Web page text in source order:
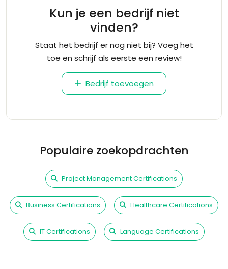
Kun je een bedrijf niet
vinden?
Staat het bedrijf er nog niet bij? Voeg het
toe en schrijf als eerste een review!
Bedrijf toevoegen
Populaire zoekopdrachten
Project Management Certifications
Business Certifications Healthcare Certifications
IT Certifications Language Certifications